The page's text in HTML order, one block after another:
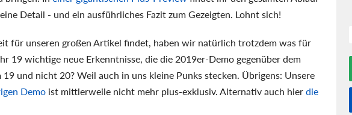
Detail - und ein ausführliches Fazit zum Gezeigten. Lohnt sich!
für unseren großen Artikel findet, haben wir natürlich trotzdem was für
19 wichtige neue Erkenntnisse, die die 2019er-Demo gegenüber dem
und nicht 20? Weil auch in uns kleine Punks stecken. Übrigens: Unsere
Demo ist mittlerweile nicht mehr plus-exklusiv. Alternativ auch hierdie